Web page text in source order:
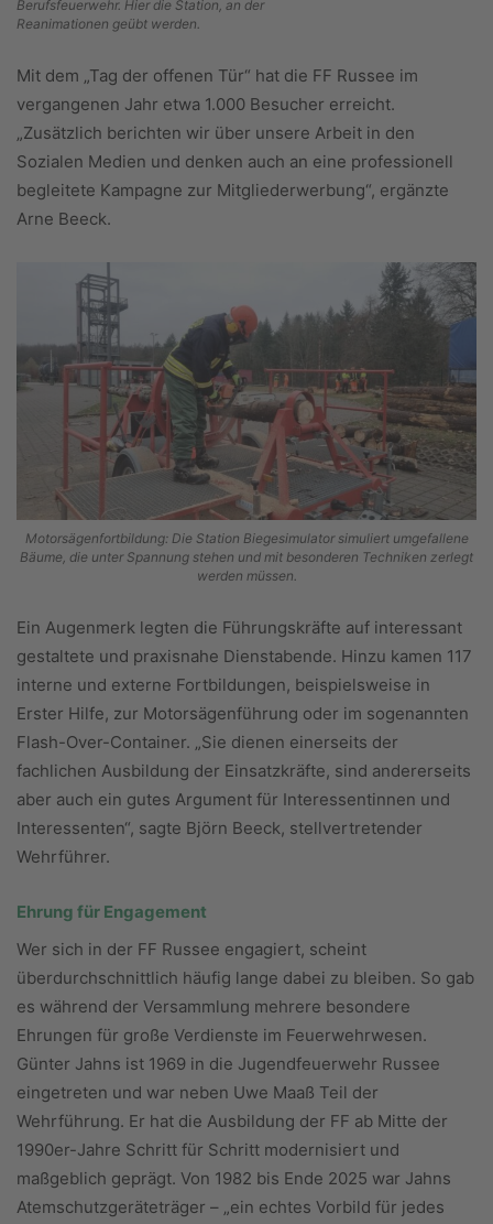
Berufsfeuerwehr. Hier die Station, an der
Reanimationen geübt werden.
Mit dem „Tag der offenen Tür“ hat die FF Russee im
vergangenen Jahr etwa 1.000 Besucher erreicht.
„Zusätzlich berichten wir über unsere Arbeit in den
Sozialen Medien und denken auch an eine professionell
begleitete Kampagne zur Mitgliederwerbung“, ergänzte
Arne Beeck.
Motorsägenfortbildung: Die Station Biegesimulator simuliert umgefallene
Bäume, die unter Spannung stehen und mit besonderen Techniken zerlegt
werden müssen.
Ein Augenmerk legten die Führungskräfte auf interessant
gestaltete und praxisnahe Dienstabende. Hinzu kamen 117
interne und externe Fortbildungen, beispielsweise in
Erster Hilfe, zur Motorsägenführung oder im sogenannten
Flash-Over-Container. „Sie dienen einerseits der
fachlichen Ausbildung der Einsatzkräfte, sind andererseits
aber auch ein gutes Argument für Interessentinnen und
Interessenten“, sagte Björn Beeck, stellvertretender
Wehrführer.
Ehrung für Engagement
Wer sich in der FF Russee engagiert, scheint
überdurchschnittlich häufig lange dabei zu bleiben. So gab
es während der Versammlung mehrere besondere
Ehrungen für große Verdienste im Feuerwehrwesen.
Günter Jahns ist 1969 in die Jugendfeuerwehr Russee
eingetreten und war neben Uwe Maaß Teil der
Wehrführung. Er hat die Ausbildung der FF ab Mitte der
1990er-Jahre Schritt für Schritt modernisiert und
maßgeblich geprägt. Von 1982 bis Ende 2025 war Jahns
Atemschutzgeräteträger – „ein echtes Vorbild für jedes